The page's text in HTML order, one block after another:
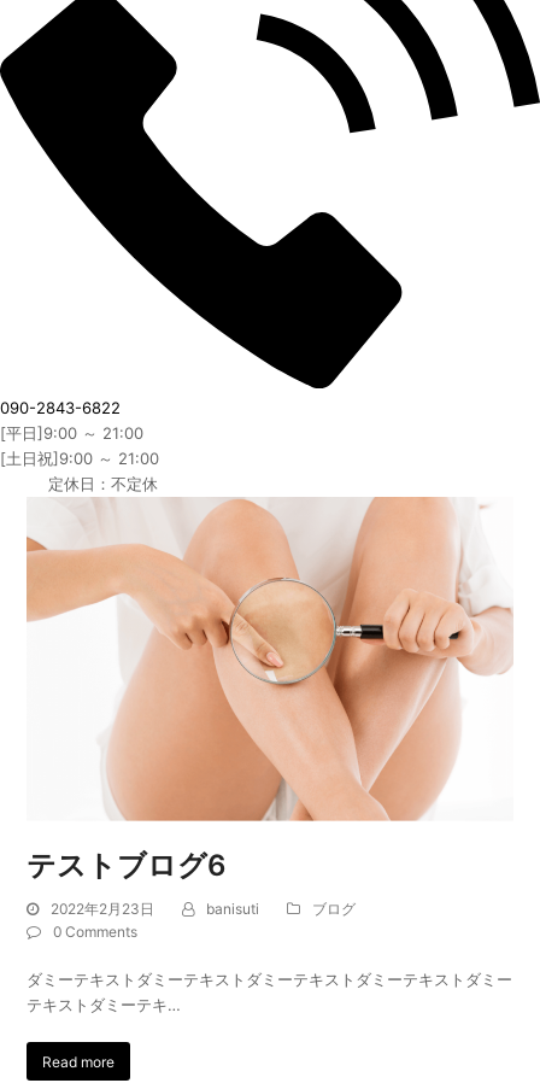
090-2843-6822
[平日]9:00 ～ 21:00
[土日祝]9:00 ～ 21:00
定休日：不定休
テストブログ6
2022年2月23日 banisuti
ブログ
0 Comments
ダミーテキストダミーテキストダミーテキストダミーテキストダミー
テキストダミーテキ…
Read more